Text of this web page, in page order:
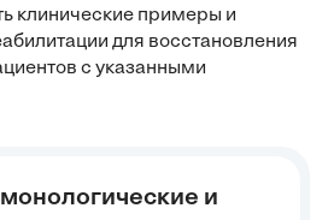
клинические примеры и
для восстановления
с указанными
и